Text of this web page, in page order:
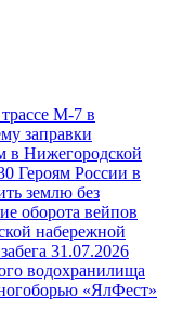
М-7 в
заправки
в Нижегородской
Героям России в
землю без
оборота вейпов
набережной
31.07.2026
водохранилища
«ЯлФест»